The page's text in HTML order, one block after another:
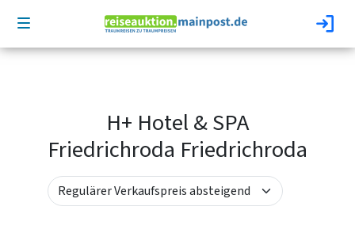
H+ Hotel & SPA
Friedrichroda Friedrichroda